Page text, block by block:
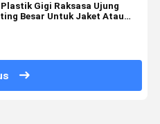
Gigi Raksasa Ujung
Besar Untuk Jaket Atau